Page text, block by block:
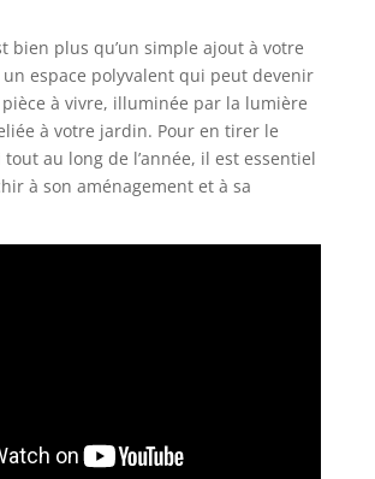
bien plus qu’un simple ajout à votre
un espace polyvalent qui peut devenir
à vivre, illuminée par la lumière
à votre jardin. Pour en tirer le
au long de l’année, il est essentiel
à son aménagement et à sa